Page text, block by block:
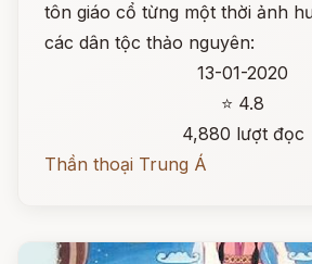
tôn giáo cổ từng một thời ảnh
các dân tộc thảo nguyên:
13-01-2020
⭐ 4.8
4,880 lượt đọc
Thần thoại Trung Á